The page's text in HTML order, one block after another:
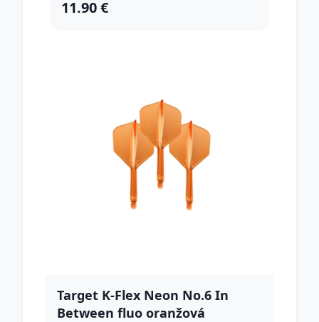
11.90 €
Target K-Flex Neon No.6 In
Between fluo oranžová